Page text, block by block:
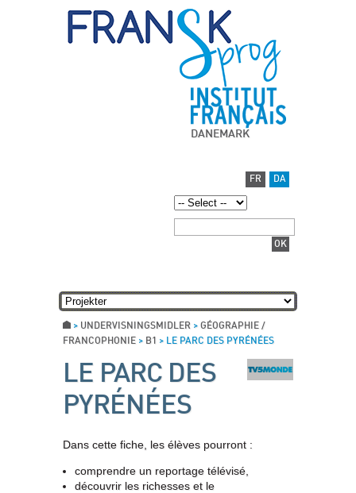
DANEMARK
FR DA
> UNDERVISNINGSMIDLER > GÉOGRAPHIE /
FRANCOPHONIE > B1 > LE PARC DES PYRÉNÉES
LE PARC DES
PYRÉNÉES
Dans cette fiche, les élèves pourront :
comprendre un reportage télévisé,
découvrir les richesses et le